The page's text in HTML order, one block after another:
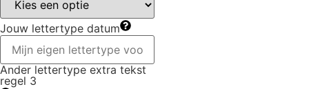
Jouw lettertype datum
Ander lettertype extra tekst
regel 3